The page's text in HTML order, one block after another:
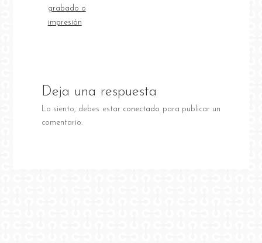
grabado o
impresión
Deja una respuesta
Lo siento, debes estar conectado para publicar un
comentario.